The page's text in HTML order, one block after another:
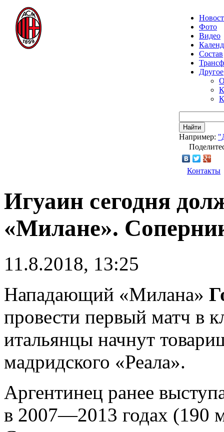
Фото
Видео
Состав
Другое
Найти
Например:
Контакты
Игуаин сегодня
«Милане».
11.8.2018, 13:25
Нападающий «Милана»
провести первый матч в
итальянцы начнут
мадридского «Реала».
Аргентинец ранее
в 2007—2013 годах (190